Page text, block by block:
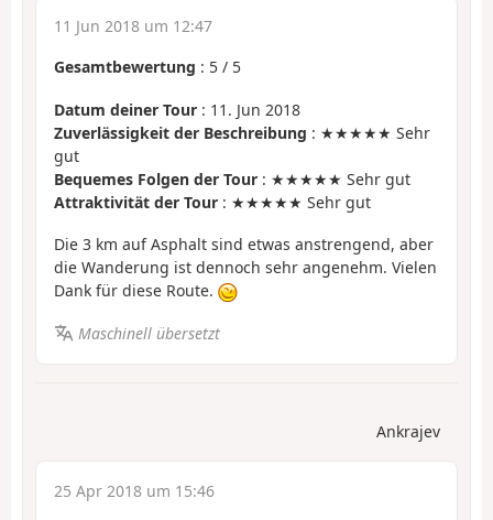
11 Jun 2018 um 12:47
Gesamtbewertung : 5 / 5
Datum deiner Tour : 11. Jun 2018
Zuverlässigkeit der Beschreibung : ★★★★★ Sehr
gut
Bequemes Folgen der Tour : ★★★★★ Sehr gut
Attraktivität der Tour : ★★★★★ Sehr gut
Die 3 km auf Asphalt sind etwas anstrengend, aber
die Wanderung ist dennoch sehr angenehm. Vielen
Dank für diese Route.
Maschinell übersetzt
Ankrajev
25 Apr 2018 um 15:46